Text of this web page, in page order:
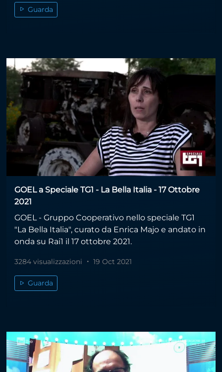
Guarda
GOEL a Speciale TG1 - La Bella Italia - 17 Ottobre
2021
GOEL - Gruppo Cooperativo nello speciale TG1
"La Bella Italia", curato da Enrica Majo e andato in
onda su Rai1 il 17 ottobre 2021.
3284 visualizzazioni 19 Oct 2021
Guarda